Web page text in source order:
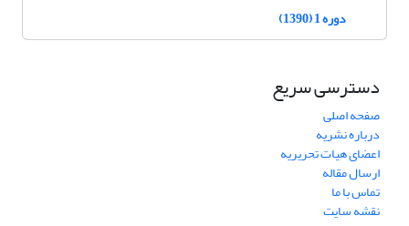
دوره 1 (1390)
دسترسی سریع
صفحه اصلی
درباره نشریه
اعضای هیات تحریریه
ارسال مقاله
تماس با ما
نقشه سایت